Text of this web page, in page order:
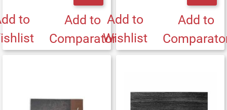
to
Add to
Comparator
Add to
Wishlist
Add to